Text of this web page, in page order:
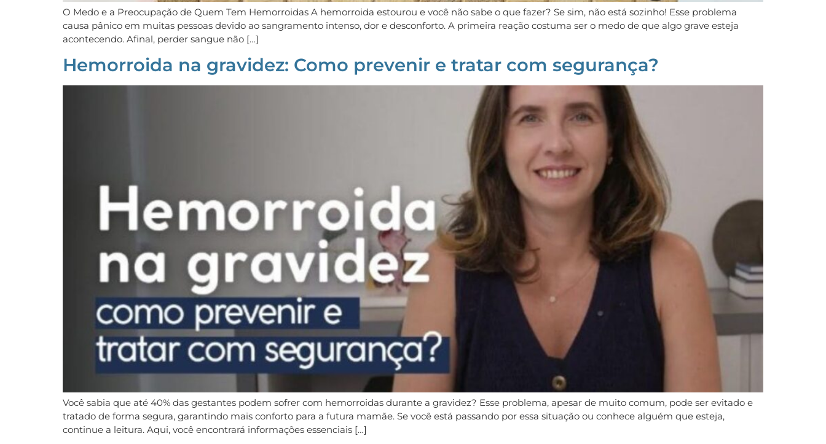
O Medo e a Preocupação de Quem Tem Hemorroidas A hemorroida estourou e você não sabe o que fazer? Se sim, não está sozinho! Esse problema
causa pânico em muitas pessoas devido ao sangramento intenso, dor e desconforto. A primeira reação costuma ser o medo de que algo grave esteja
acontecendo. Afinal, perder sangue não […]
Hemorroida na gravidez: Como prevenir e tratar com segurança?
Você sabia que até 40% das gestantes podem sofrer com hemorroidas durante a gravidez? Esse problema, apesar de muito comum, pode ser evitado e
tratado de forma segura, garantindo mais conforto para a futura mamãe. Se você está passando por essa situação ou conhece alguém que esteja,
continue a leitura. Aqui, você encontrará informações essenciais […]